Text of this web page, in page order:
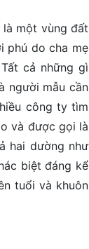
một vùng đất
phú do cha mẹ
cả những gì
người mẫu cần
công ty tìm
và được gọi là
hai dường như
biệt đáng kể
tuổi và khuôn